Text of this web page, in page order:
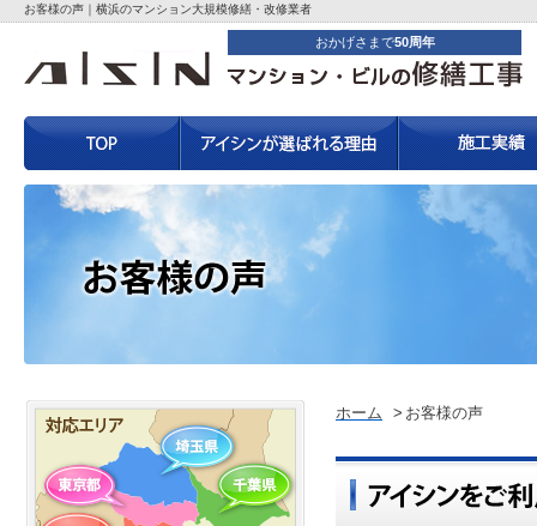
お客様の声｜横浜のマンション大規模修繕・改修業者
おかげさまで50周年
ホーム お客様の声